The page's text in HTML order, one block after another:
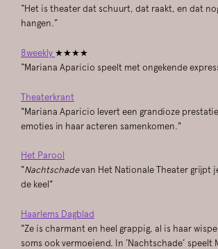
“Het is theater dat schuurt, dat raakt, en dat
hangen.”
8weekly ★★★★
“Mariana Aparicio speelt met ongekende
Theaterkrant
"Mariana Aparicio levert een grandioze
emoties in haar acteren samenkomen."
Het Parool
"Nachtschadevan Het Nationale Theater grijpt
de keel"
Haarlems Dagblad
"Ze is charmant en heel grappig, al is haar
soms ook vermoeiend. In ’Nachtschade’ speelt